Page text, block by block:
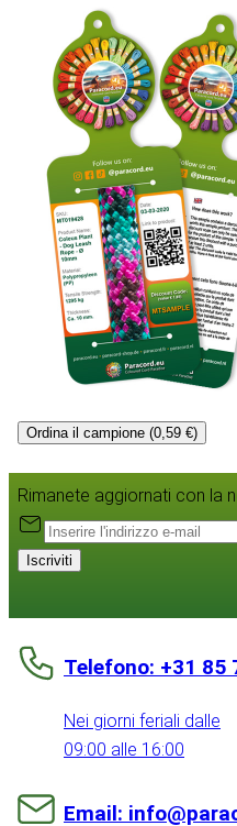
Ordina il campione (0,59 €)
Rimanete aggiornati con la
Iscriviti
Telefono: +31 85
Nei giorni feriali dalle
09:00 alle 16:00
Email: